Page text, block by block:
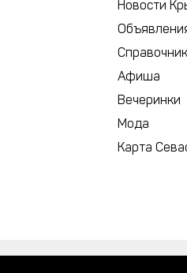
Новости
Справочник
Афиша
Вечеринки
Мода
Карта